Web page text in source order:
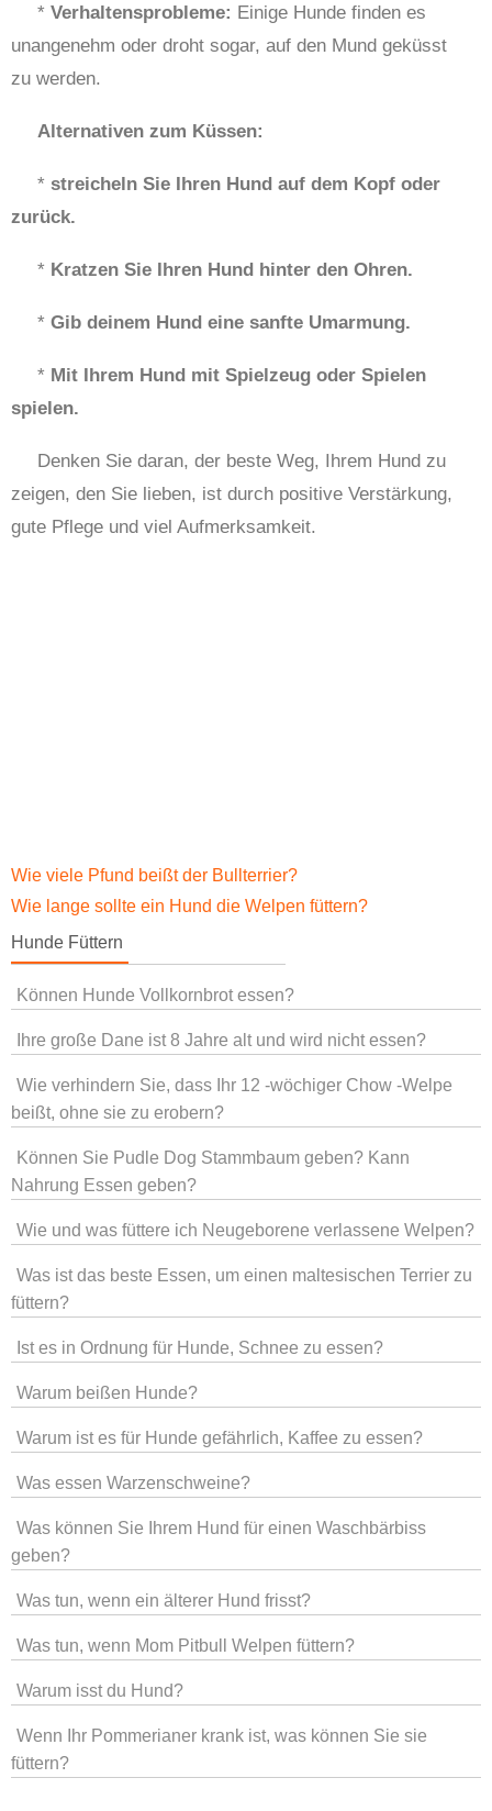
* Verhaltensprobleme: Einige Hunde finden es
unangenehm oder droht sogar, auf den Mund geküsst
zu werden.
Alternativen zum Küssen:
* streicheln Sie Ihren Hund auf dem Kopf oder
zurück.
* Kratzen Sie Ihren Hund hinter den Ohren.
* Gib deinem Hund eine sanfte Umarmung.
* Mit Ihrem Hund mit Spielzeug oder Spielen
spielen.
Denken Sie daran, der beste Weg, Ihrem Hund zu
zeigen, den Sie lieben, ist durch positive Verstärkung,
gute Pflege und viel Aufmerksamkeit.
Wie viele Pfund beißt der Bullterrier?
Wie lange sollte ein Hund die Welpen füttern?
Hunde Füttern
Können Hunde Vollkornbrot essen?
Ihre große Dane ist 8 Jahre alt und wird nicht essen?
Wie verhindern Sie, dass Ihr 12 -wöchiger Chow -Welpe
beißt, ohne sie zu erobern?
Können Sie Pudle Dog Stammbaum geben? Kann
Nahrung Essen geben?
Wie und was füttere ich Neugeborene verlassene Welpen?
Was ist das beste Essen, um einen maltesischen Terrier zu
füttern?
Ist es in Ordnung für Hunde, Schnee zu essen?
Warum beißen Hunde?
Warum ist es für Hunde gefährlich, Kaffee zu essen?
Was essen Warzenschweine?
Was können Sie Ihrem Hund für einen Waschbärbiss
geben?
Was tun, wenn ein älterer Hund frisst?
Was tun, wenn Mom Pitbull Welpen füttern?
Warum isst du Hund?
Wenn Ihr Pommerianer krank ist, was können Sie sie
füttern?